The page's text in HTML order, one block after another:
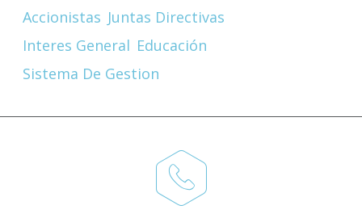
Accionistas Juntas Directivas
Interes General Educación
Sistema De Gestion